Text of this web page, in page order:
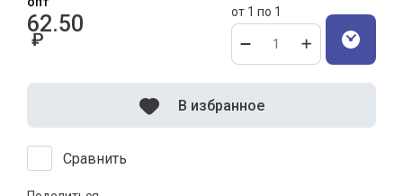
62.50
₽
от 1 по 1
Сравнить
В избранное